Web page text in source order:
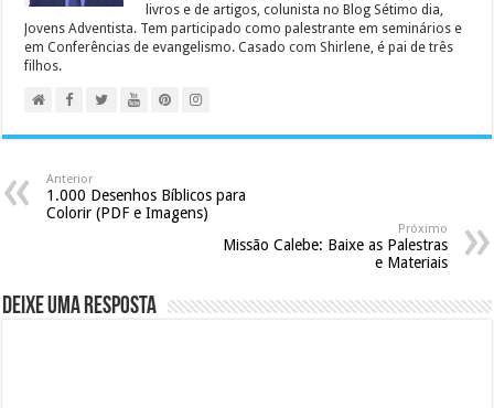
livros e de artigos, colunista no Blog Sétimo dia,
Jovens Adventista. Tem participado como palestrante em seminários e
em Conferências de evangelismo. Casado com Shirlene, é pai de três
filhos.
Anterior
1.000 Desenhos Bíblicos para
Colorir (PDF e Imagens)
Próximo
Missão Calebe: Baixe as Palestras
e Materiais
Deixe uma resposta